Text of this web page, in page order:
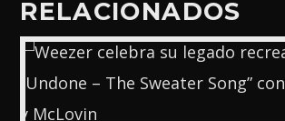
RELACIONADOS